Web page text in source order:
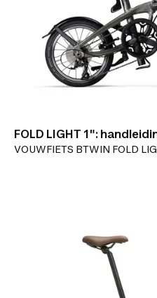
FOLD LIGHT 1":
VOUWFIETS BTWIN FOLD